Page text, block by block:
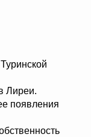
Лиреи.
появления